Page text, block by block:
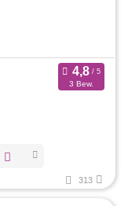
3 Bew.
313